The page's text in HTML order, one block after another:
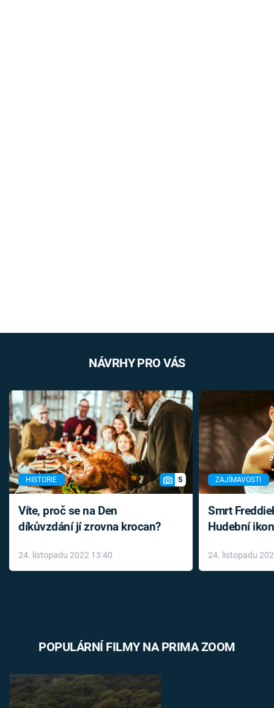
NÁVRHY PRO VÁS
HISTORIE 5
Víte, proč se na Den
díkůvzdání jí zrovna krocan?
24. listopadu 2022 13:40
ZAJÍMAVOSTI
Smrt
Hudební
léky
24. listopadu
POPULÁRNÍ FILMY NA PRIMA ZOOM